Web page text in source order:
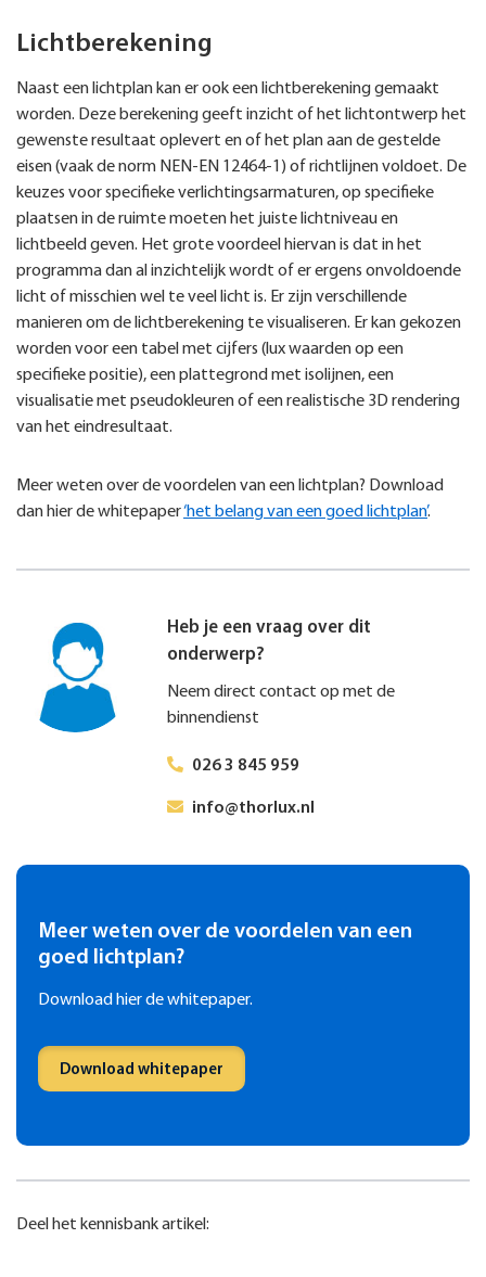
Lichtberekening
Naast een lichtplan kan er ook een lichtberekening gemaakt
worden. Deze berekening geeft inzicht of het lichtontwerp het
gewenste resultaat oplevert en of het plan aan de gestelde
eisen (vaak de norm NEN-EN 12464-1) of richtlijnen voldoet. De
keuzes voor specifieke verlichtingsarmaturen, op specifieke
plaatsen in de ruimte moeten het juiste lichtniveau en
lichtbeeld geven. Het grote voordeel hiervan is dat in het
programma dan al inzichtelijk wordt of er ergens onvoldoende
licht of misschien wel te veel licht is. Er zijn verschillende
manieren om de lichtberekening te visualiseren. Er kan gekozen
worden voor een tabel met cijfers (lux waarden op een
specifieke positie), een plattegrond met isolijnen, een
visualisatie met pseudokleuren of een realistische 3D rendering
van het eindresultaat.
Meer weten over de voordelen van een lichtplan? Download
dan hier de whitepaper‘het belang van een goed lichtplan’.
Heb je een vraag over dit
onderwerp?
Neem direct contact op met de
binnendienst
026 3 845 959
info@thorlux.nl
Meer weten over de voordelen van een
goed lichtplan?
Download hier de whitepaper.
Download whitepaper
Deel het kennisbank artikel: